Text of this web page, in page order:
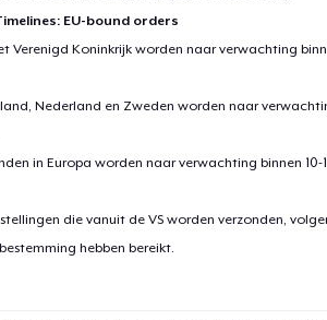
EU-bound orders
Verenigd Koninkrijk worden naar verwachting
Nederland en Zweden worden naar
in Europa worden naar verwachting binnen
die vanuit de VS worden verzonden,
hebben bereikt.